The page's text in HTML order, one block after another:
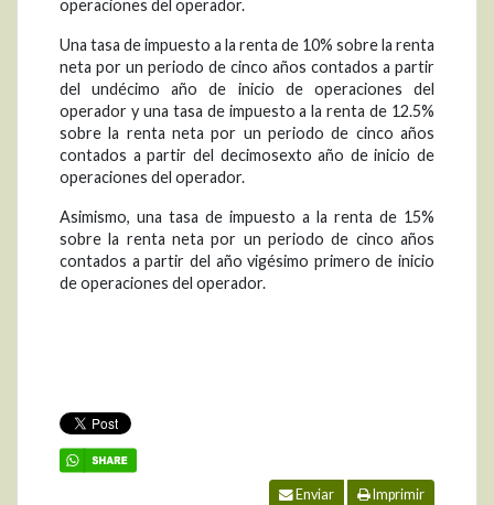
operaciones del operador.
Una tasa de impuesto a la renta de 10% sobre la renta
neta por un periodo de cinco años contados a partir
del undécimo año de inicio de operaciones del
operador y una tasa de impuesto a la renta de 12.5%
sobre la renta neta por un periodo de cinco años
contados a partir del decimosexto año de inicio de
operaciones del operador.
Asimismo, una tasa de impuesto a la renta de 15%
sobre la renta neta por un periodo de cinco años
contados a partir del año vigésimo primero de inicio
de operaciones del operador.
Enviar Imprimir